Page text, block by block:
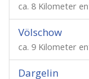
ca. 8 Kilometer
Völschow
ca. 9 Kilometer
Dargelin